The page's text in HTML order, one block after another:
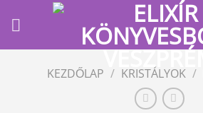
KEZDŐLAP / KRISTÁLYOK /